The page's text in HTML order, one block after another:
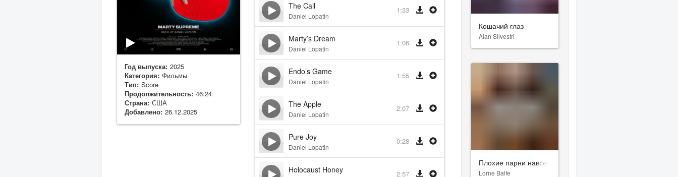
Год выпуска: 2025
Категория: Фильмы
Тип: Score
Продолжительность: 46:24
Страна: США
Добавлено: 26.12.2025
The Call
Daniel Lopatin
1:33
Marty’s Dream
Daniel Lopatin
1:06
Endo’s Game
Daniel Lopatin
1:55
The Apple
Daniel Lopatin
2:07
Pure Joy
Daniel Lopatin
0:28
Holocaust Honey 2:57
Кошачий глаз
Alan Silvestri
Плохие парни навсегда
Lorne Balfe